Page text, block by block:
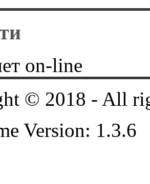
on-line
© 2018 - All
Version: 1.3.6